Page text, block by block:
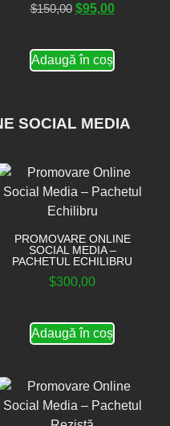
$150,00 $95,00
Adaugă în coș
SOCIAL MEDIA
PROMOVARE ONLINE
SOCIAL MEDIA –
PACHETUL ECHILIBRU
$300,00
Adaugă în coș